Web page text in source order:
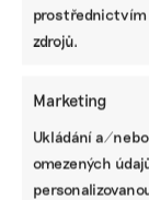
prostřednictvím
zdrojů.
Marketing
Ukládání a/
omezených